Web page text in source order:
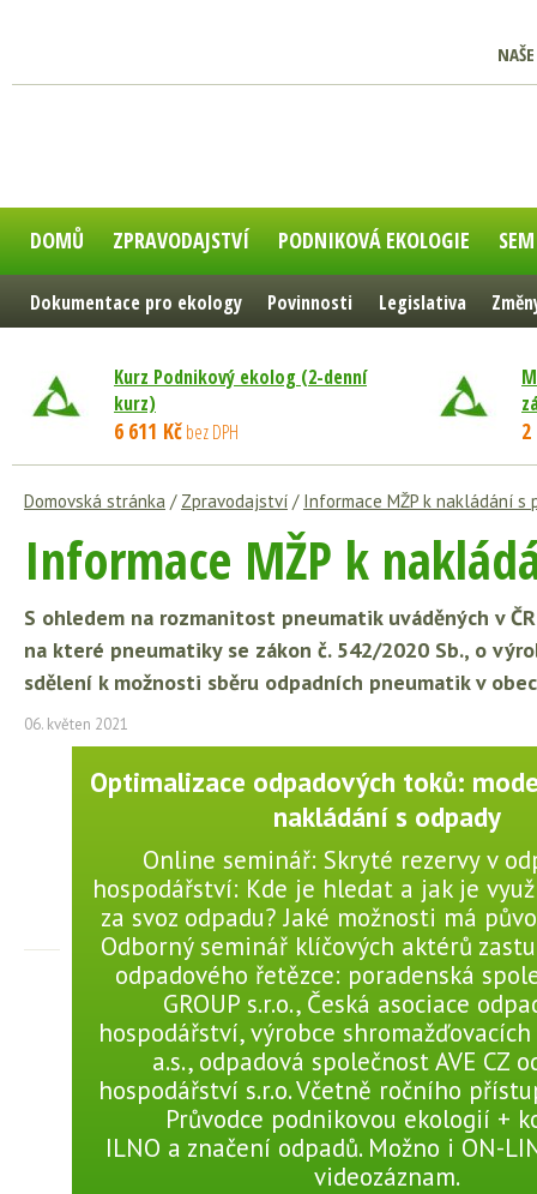
DOMŮ ZPRAVODAJSTVÍ PODNIKOVÁ EKOLOGIE
Dokumentace pro ekology Povinnosti Legislativa
Kurz Podnikový ekolog (2-denní
kurz)
6 611 Kčbez DPH 2
Domovská stránka / Zpravodajství / Informace MŽP k nakládání s
Informace MŽP k
S ohledem na rozmanitost pneumatik uváděných v
na které pneumatiky se zákon č. 542/2020 Sb., o
sdělení k možnosti sběru odpadních pneumatik v
06. květen 2021
Optimalizace odpadových toků:
nakládání s odpady
Online seminář: Skryté rezervy v
hospodářství: Kde je hledat a jak je
za svoz odpadu? Jaké možnosti má
Odborný seminář klíčových aktérů
odpadového řetězce: poradenská
GROUP s.r.o., Česká asociace
hospodářství, výrobce shromažďovacích
a.s., odpadová společnost AVE CZ
hospodářství s.r.o. Včetně ročního
Průvodce podnikovou ekologií +
ILNO a značení odpadů. Možno i ON-
videozáznam.